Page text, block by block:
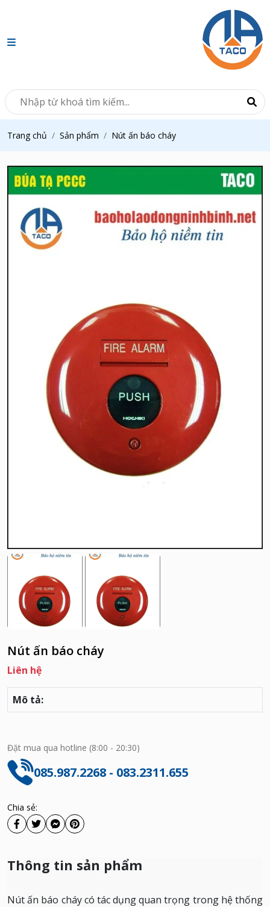
Trang chủ Sản phẩm Nút ấn báo cháy
Nút ấn báo cháy
Liên hệ
Mô tả:
Đặt mua qua hotline (8:00 - 20:30)
085.987.2268 - 083.2311.655
Chia sẻ:
Thông tin sản phẩm
Nút ấn báo cháy có tác dụng quan trọng trong hệ thống